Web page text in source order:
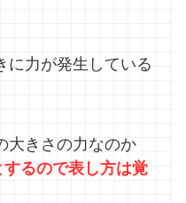
に力が発生している
大きさの力なのか
するので表し方は覚